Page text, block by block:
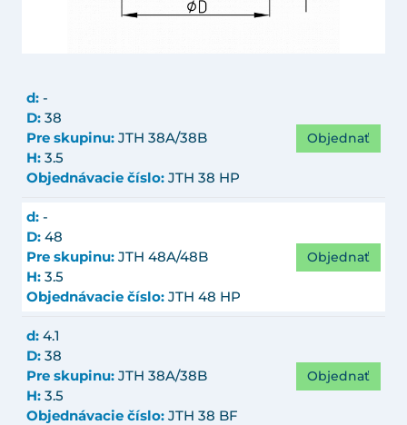
d: -
D: 38
Pre skupinu: JTH 38A/38B
H: 3.5
Objednávacie číslo: JTH 38 HP
Objednať
d: -
D: 48
Pre skupinu: JTH 48A/48B
H: 3.5
Objednávacie číslo: JTH 48 HP
Objednať
d: 4.1
D: 38
Pre skupinu: JTH 38A/38B
H: 3.5
Objednávacie číslo: JTH 38 BF
Objednať